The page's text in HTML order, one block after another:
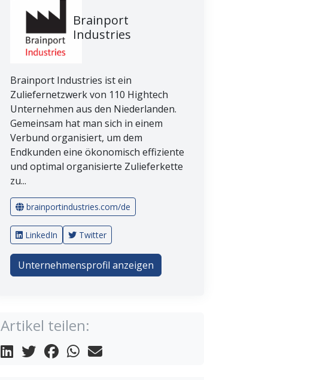
Brainport
Industries
Brainport Industries ist ein
Zuliefernetzwerk von 110 Hightech
Unternehmen aus den Niederlanden.
Gemeinsam hat man sich in einem
Verbund organisiert, um dem
Endkunden eine ökonomisch effiziente
und optimal organisierte Zulieferkette
zu...
brainportindustries.com/de
LinkedIn Twitter
Unternehmensprofil anzeigen
Artikel teilen: